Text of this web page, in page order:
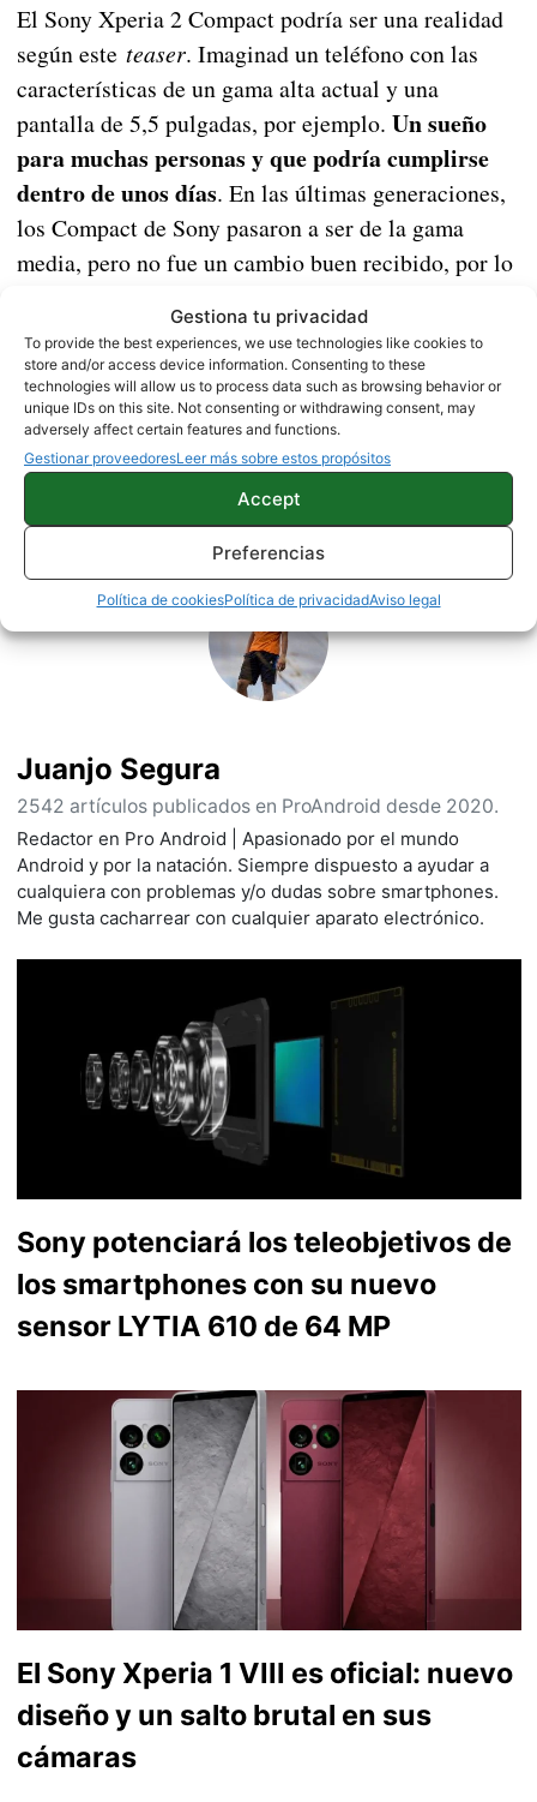
Gestiona tu privacidad
To provide the best experiences, we use technologies like cookies to
store and/or access device information. Consenting to these
technologies will allow us to process data such as browsing behavior or
unique IDs on this site. Not consenting or withdrawing consent, may
adversely affect certain features and functions.
Gestionar proveedoresLeer más sobre estos propósitos
Accept
Preferencias
Política de cookiesPolítica de privacidadAviso legal
El Sony Xperia 2 Compact podría ser una realidad
según este teaser. Imaginad un teléfono con las
características de un gama alta actual y una
pantalla de 5,5 pulgadas, por ejemplo. Un sueño
para muchas personas y que podría cumplirse
dentro de unos días. En las últimas generaciones,
los Compact de Sony pasaron a ser de la gama
media, pero no fue un cambio buen recibido, por lo
gama alta.
NOTICIAS SONY
Sobre este autor
Juanjo Segura
2542 artículos publicados en ProAndroid desde 2020.
Redactor en Pro Android | Apasionado por el mundo
Android y por la natación. Siempre dispuesto a ayudar a
cualquiera con problemas y/o dudas sobre smartphones.
Me gusta cacharrear con cualquier aparato electrónico.
Sony potenciará los teleobjetivos de
los smartphones con su nuevo
sensor LYTIA 610 de 64 MP
El Sony Xperia 1 VIII es oficial: nuevo
diseño y un salto brutal en sus
cámaras